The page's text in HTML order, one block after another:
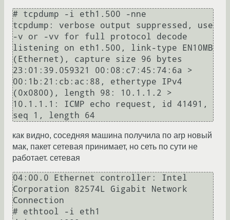
# tcpdump -i eth1.500 -nne
tcpdump: verbose output suppressed, use
-v or -vv for full protocol decode
listening on eth1.500, link-type EN10MB
(Ethernet), capture size 96 bytes
23:01:39.059321 00:08:c7:45:74:6a >
00:1b:21:cb:ac:88, ethertype IPv4
(0x0800), length 98: 10.1.1.2 >
10.1.1.1: ICMP echo request, id 41491,
как видно, соседняя машина получила по arp новый
мак, пакет сетевая принимает, но сеть по сути не
работает. сетевая
04:00.0 Ethernet controller: Intel
Corporation 82574L Gigabit Network
Connection
# ethtool -i eth1